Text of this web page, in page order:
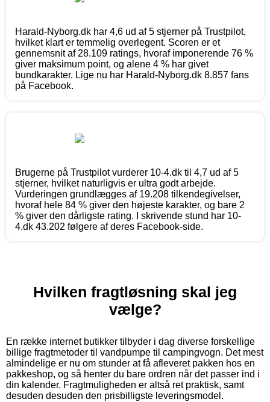
Harald-Nyborg.dk har 4,6 ud af 5 stjerner på Trustpilot,
hvilket klart er temmelig overlegent. Scoren er et
gennemsnit af 28.109 ratings, hvoraf imponerende 76 %
giver maksimum point, og alene 4 % har givet
bundkarakter. Lige nu har Harald-Nyborg.dk 8.857 fans
på Facebook.
Brugerne på Trustpilot vurderer 10-4.dk til 4,7 ud af 5
stjerner, hvilket naturligvis er ultra godt arbejde.
Vurderingen grundlægges af 19.208 tilkendegivelser,
hvoraf hele 84 % giver den højeste karakter, og bare 2
% giver den dårligste rating. I skrivende stund har 10-
4.dk 43.202 følgere af deres Facebook-side.
Hvilken fragtløsning skal jeg
vælge?
En række internet butikker tilbyder i dag diverse forskellige
billige fragtmetoder til vandpumpe til campingvogn. Det mest
almindelige er nu om stunder at få afleveret pakken hos en
pakkeshop, og så henter du bare ordren når det passer ind i
din kalender. Fragtmuligheden er altså ret praktisk, samt
desuden desuden den prisbilligste leveringsmodel.